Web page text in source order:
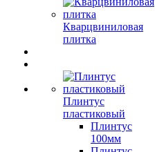
Кварцвиниловая
плитка
Плинтус
пластиковый
Плинтус
100мм